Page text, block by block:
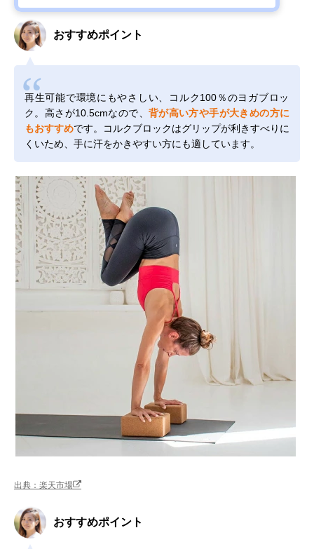
おすすめポイント
再生可能で環境にもやさしい、コルク100％のヨガブロッ
ク。高さが10.5cmなので、 背が高い方や手が大きめの方に
もおすすめです。コルクブロックはグリップが利きすべりに
くいため、手に汗をかきやすい方にも適しています。
出典：楽天市場
おすすめポイント